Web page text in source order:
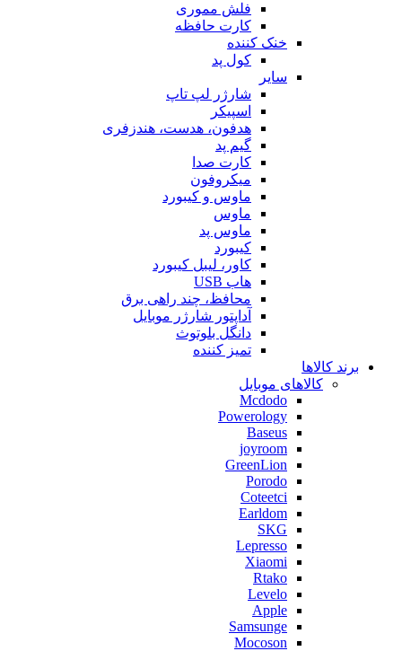
فلش مموری
کارت حافظه
خنک کننده
کول پد
سایر
شارژر لپ تاپ
اسپیکر
هدفون، هدست، هندزفری
گیم پد
کارت صدا
میکروفون
ماوس و کیبورد
ماوس
ماوس پد
کیبورد
کاور، لیبل کیبورد
هاب USB
محافظ، چند راهی برق
آداپتور شارژر موبایل
دانگل بلوتوث
تمیز کننده
برند کالاها
کالاهای موبایل
Mcdodo
Powerology
Baseus
joyroom
GreenLion
Porodo
Coteetci
Earldom
SKG
Lepresso
Xiaomi
Rtako
Levelo
Apple
Samsunge
Mocoson